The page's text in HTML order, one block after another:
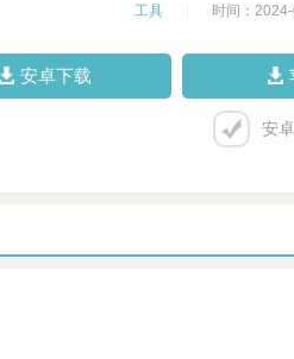
工具 时间：
安卓下载
安